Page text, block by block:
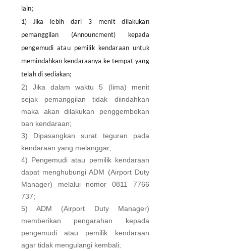
lain;
1) Jika lebih dari 3 menit dilakukan
pemanggilan (Announcment) kepada
pengemudi atau pemilik kendaraan untuk
memindahkan kendaraanya ke tempat yang
telah di sediakan;
2) Jika dalam waktu 5 (lima) menit
sejak pemanggilan tidak diindahkan
maka akan dilakukan penggembokan
ban kendaraan;
3) Dipasangkan surat teguran pada
kendaraan yang melanggar;
4) Pengemudi atau pemilik kendaraan
dapat menghubungi ADM (Airport Duty
Manager) melalui nomor 0811 7766
737;
5) ADM (Airport Duty Manager)
memberikan pengarahan kepada
pengemudi atau pemilik kendaraan
agar tidak mengulangi kembali;